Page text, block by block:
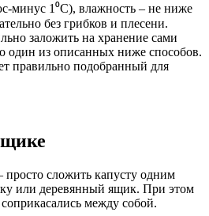
минус 1⁰С), влажность – не ниже
без грибков и плесени.
заложить на хранение сами
один из описанных ниже способов.
правильно подобранный для
сложить капусту одним
или деревянный ящик. При этом
между собой.